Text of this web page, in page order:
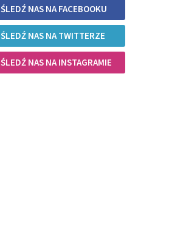
ŚLEDŹ NAS NA FACEBOOKU
ŚLEDŹ NAS NA TWITTERZE
ŚLEDŹ NAS NA INSTAGRAMIE